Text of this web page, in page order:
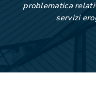
problematica
servizi